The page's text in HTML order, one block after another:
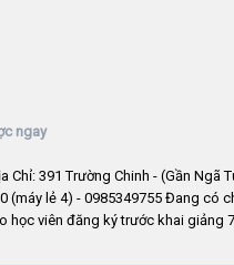
ngay
391 Trường Chinh - (Gần Ngã
(máy lẻ 4) - 0985349755 Đang có
học viên đăng ký trước khai giảng